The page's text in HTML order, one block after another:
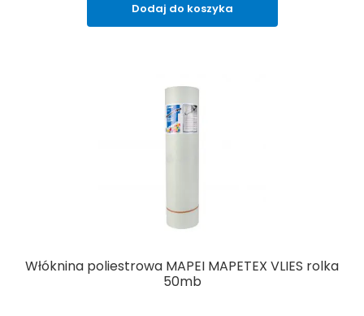
Dodaj do koszyka
Włóknina poliestrowa MAPEI MAPETEX VLIES rolka
50mb